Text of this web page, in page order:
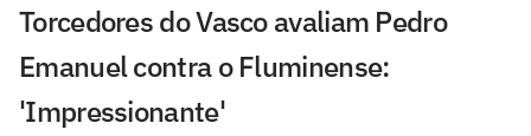
Torcedores do Vasco avaliam Pedro
Emanuel contra o Fluminense:
'Impressionante'